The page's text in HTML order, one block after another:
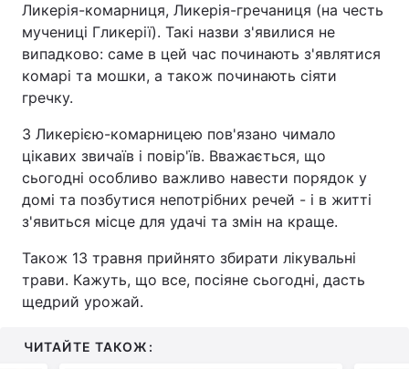
Ликерія-комарниця, Ликерія-гречаниця (на честь
мучениці Гликерії). Такі назви з'явилися не
випадково: саме в цей час починають з'являтися
комарі та мошки, а також починають сіяти
гречку.
З Ликерією-комарницею пов'язано чимало
цікавих звичаїв і повір'їв. Вважається, що
сьогодні особливо важливо навести порядок у
домі та позбутися непотрібних речей - і в житті
з'явиться місце для удачі та змін на краще.
Також 13 травня прийнято збирати лікувальні
трави. Кажуть, що все, посіяне сьогодні, дасть
щедрий урожай.
ЧИТАЙТЕ ТАКОЖ: